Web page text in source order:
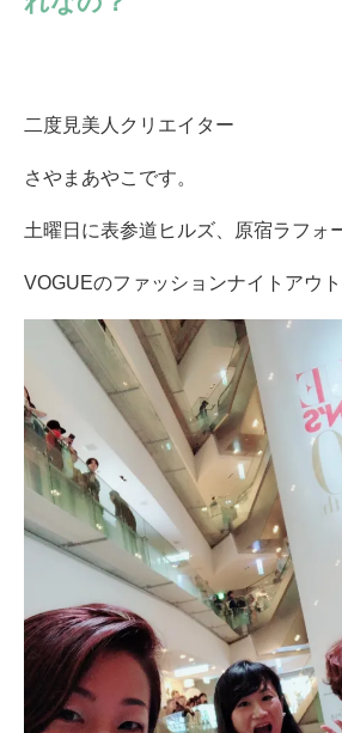
二度見美人クリエイター
さやまあやこです。
土曜日に表参道ヒルズ、原宿ラフォ
VOGUEのファッションナイトアウ